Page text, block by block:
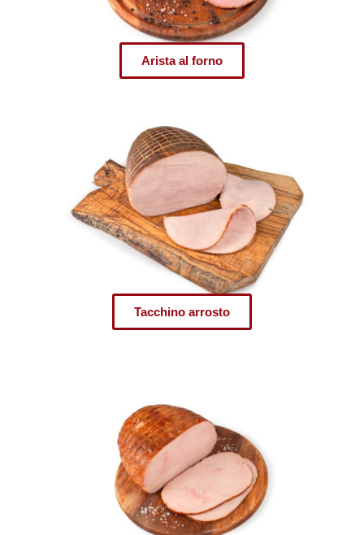
Arista al forno
Tacchino arrosto